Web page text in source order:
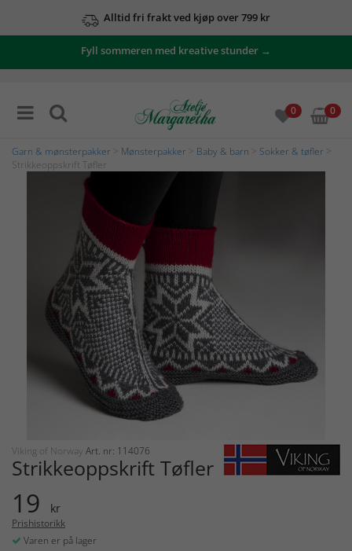
Alltid fri frakt ved kjøp over 799 kr
Fyll sommeren med kreative stunder →
0 0
Garn & mønsterpakker Mønsterpakker Baby & barn Sokker & tøfler
Strikkeoppskrift Tøfler
Viking of Norway Art. nr: 114076
Strikkeoppskrift Tøfler
19 kr
Prishistorikk
Varen er på lager